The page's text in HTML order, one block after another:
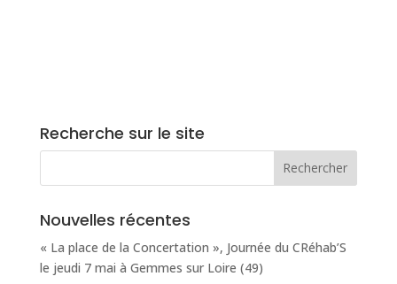
Recherche sur le site
Nouvelles récentes
« La place de la Concertation », Journée du CRéhab’S
le jeudi 7 mai à Gemmes sur Loire (49)